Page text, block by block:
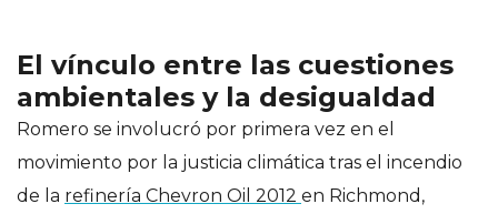
El vínculo entre las cuestiones
ambientales y la desigualdad
Romero se involucró por primera vez en el
movimiento por la justicia climática tras el incendio
de la refinería Chevron Oil 2012 en Richmond,